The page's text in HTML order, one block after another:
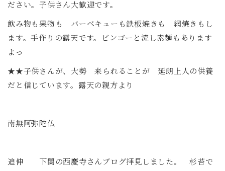
ださい。子供さん大歓迎です。
飲み物も果物も バーベキューも鉄板焼きも 網焼きもし
ます。手作りの露天です。ビンゴーと流し素麺もあります
よっ
★★子供さんが、大勢 来られることが 延朗上人の供養
だと信じています。露天の親方より
南無阿弥陀仏
追伸 下関の西慶寺さんブログ拝見しました。 杉苔で